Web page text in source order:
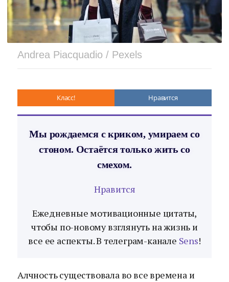
Andrea Piacquadio / Pexels
Класс! Нравится
Мы рождаемся с криком, умираем со
стоном. Остаётся только жить со
смехом.
Нравится
Ежедневные мотивационные цитаты,
чтобы по-новому взглянуть на жизнь и
все ее аспекты. В телеграм-канале Sens!
Алчность существовала во все времена и